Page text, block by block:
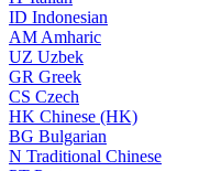
ID Indonesian
AM Amharic
UZ Uzbek
GR Greek
CS Czech
HK Chinese (HK)
BG Bulgarian
N Traditional Chinese